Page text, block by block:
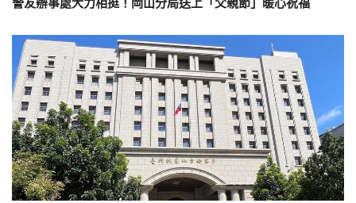
警友辦事處大力相挺！岡山分局送上「父親節」暖心祝福